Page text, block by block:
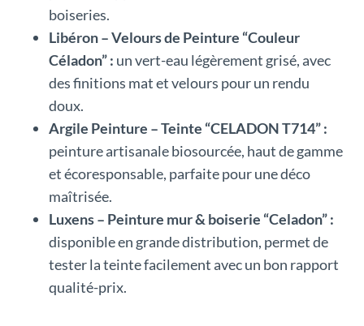
boiseries.
Libéron – Velours de Peinture “Couleur
Céladon” : un vert-eau légèrement grisé, avec
des finitions mat et velours pour un rendu
doux.
Argile Peinture – Teinte “CELADON T714” :
peinture artisanale biosourcée, haut de gamme
et écoresponsable, parfaite pour une déco
maîtrisée.
Luxens – Peinture mur & boiserie “Celadon” :
disponible en grande distribution, permet de
tester la teinte facilement avec un bon rapport
qualité-prix.